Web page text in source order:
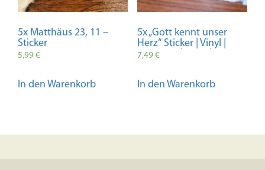
5x Matthäus 23, 11 –
Sticker
5,99€
In den Warenkorb
5x „Gott kennt unser
Herz“ Sticker | Vinyl |
Christlich | Bibel | Glaube
7,49€
In den Warenkorb